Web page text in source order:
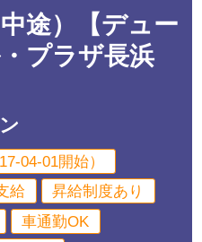
途）【デュー
プラザ長浜
04-01開始）
給
昇給制度あり
車通勤OK